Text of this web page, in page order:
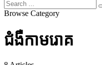
Browse Category
ជំងឺកាមរោគ